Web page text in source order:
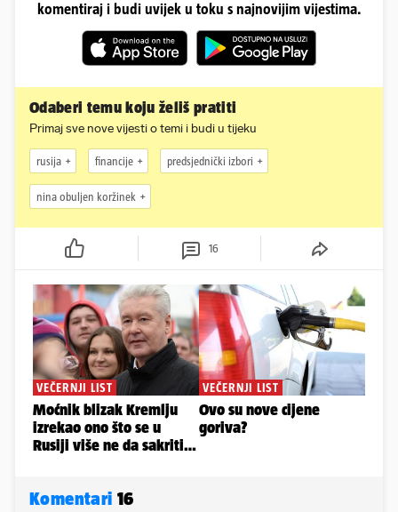
komentiraj i budi uvijek u toku s najnovijim vijestima.
Odaberi temu koju želiš pratiti
Primaj sve nove vijesti o temi i budi u tijeku
rusija financije predsjednički izbori
nina obuljen koržinek
16
Komentari 16